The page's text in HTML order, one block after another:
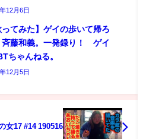
12月6日
てみた】ゲイの歩いて帰ろ
斉藤和義。一発録り！ ゲイ
ちゃんねる。
12月5日
女17 #14 190516